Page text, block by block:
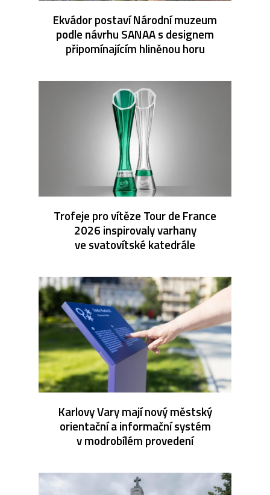
Ekvádor postaví Národní muzeum
podle návrhu SANAA s designem
připomínajícím hliněnou horu
Trofeje pro vítěze Tour de France
2026 inspirovaly varhany
ve svatovítské katedrále
Karlovy Vary mají nový městský
orientační a informační systém
v modrobílém provedení